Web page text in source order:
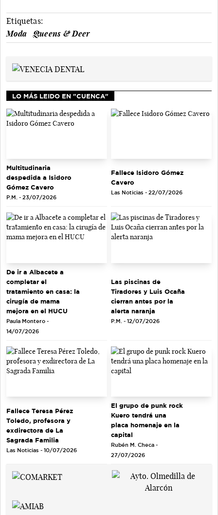
Etiquetas:
Moda
Queens & Deer
LO MÁS LEIDO EN "CUENCA"
Multitudinaria
despedida a Isidoro
Gómez Cavero
P.M. - 23/07/2026
Fallece Isidoro Gómez
Cavero
Las Noticias - 22/07/2026
De ir a Albacete a
completar el
tratamiento en casa: la
cirugía de mama
mejora en el HUCU
Paula Montero -
14/07/2026
Las piscinas de
Tiradores y Luis Ocaña
cierran antes por la
alerta naranja
P.M. - 12/07/2026
Fallece Teresa Pérez
Toledo, profesora y
exdirectora de La
Sagrada Familia
Las Noticias - 10/07/2026
El grupo de punk rock
Kuero tendrá una
placa homenaje en la
capital
Rubén M. Checa -
27/07/2026